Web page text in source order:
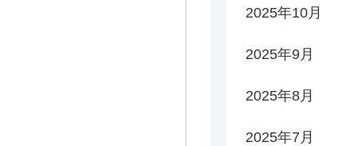
2025年10月
2025年9月
2025年8月
2025年7月